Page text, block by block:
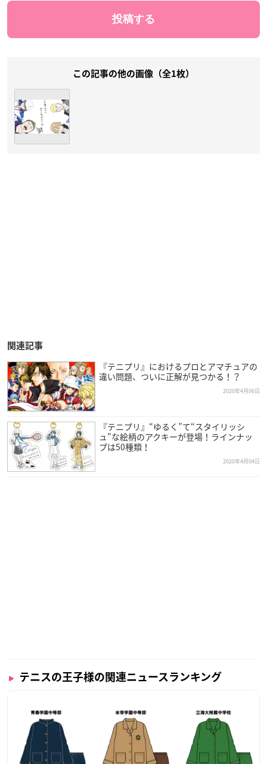
この記事の他の画像（全1枚）
関連記事
『テニプリ』におけるプロとアマチュアの
違い問題、ついに正解が見つかる！？
2020年4月06日
『テニプリ』“ゆるく”て“スタイリッシ
ュ”な絵柄のアクキーが登場！ラインナッ
プは50種類！
2020年4月04日
テニスの王子様の関連ニュースランキング